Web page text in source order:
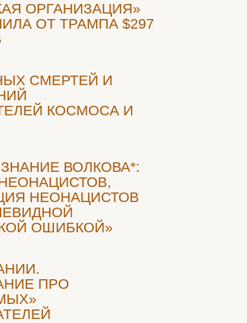
ОРГАНИЗАЦИЯ»
ОТ ТРАМПА $297
СМЕРТЕЙ И
КОСМОСА И
ВОЛКОВА*:
НЕОНАЦИСТОВ
ОШИБКОЙ»
ПРО